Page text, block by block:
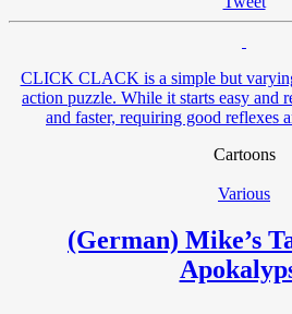
CLICK CLACK is a simple but
action puzzle. While it starts easy and
and faster, requiring good reflexes
Cartoons
Various
(German) Mike’s